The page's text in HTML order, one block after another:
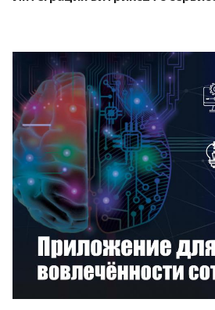
Смотреть проект